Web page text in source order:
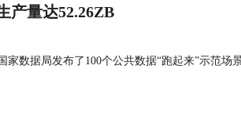
产量达52.26ZB
家数据局发布了100个公共数据“跑起来”示范场